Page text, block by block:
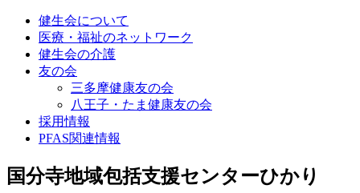
健生会について
医療・福祉のネットワーク
健生会の介護
友の会
三多摩健康友の会
八王子・たま健康友の会
採用情報
PFAS関連情報
国分寺地域包括支援センターひかり